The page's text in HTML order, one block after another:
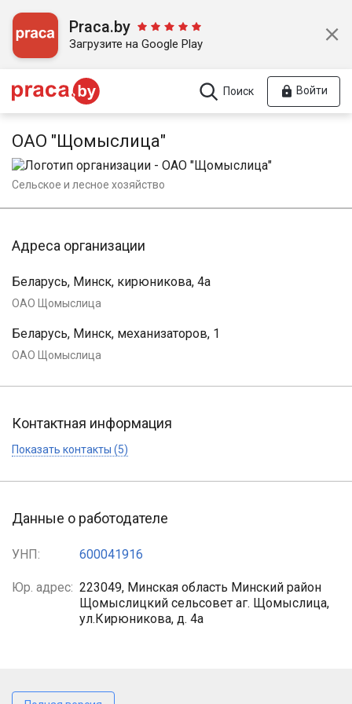
Praca.by
Загрузите на Google Play
Поиск Войти
ОАО "Щомыслица"
Сельское и лесное хозяйство
Адреса организации
Беларусь, Минск, кирюникова, 4а
ОАО Щомыслица
Беларусь, Минск, механизаторов, 1
ОАО Щомыслица
Контактная информация
Показать контакты (5)
Данные о работодателе
УНП: 600041916
Юр. адрес: 223049, Минская область Минский район
Щомыслицкий сельсовет аг. Щомыслица,
ул.Кирюникова, д. 4а